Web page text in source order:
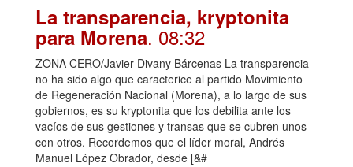
La transparencia, kryptonita
para Morena. 08:32
ZONA CERO/Javier Divany Bárcenas La transparencia
no ha sido algo que caracterice al partido Movimiento
de Regeneración Nacional (Morena), a lo largo de sus
gobiernos, es su kryptonita que los debilita ante los
vacíos de sus gestiones y transas que se cubren unos
con otros. Recordemos que el líder moral, Andrés
Manuel López Obrador, desde [&#